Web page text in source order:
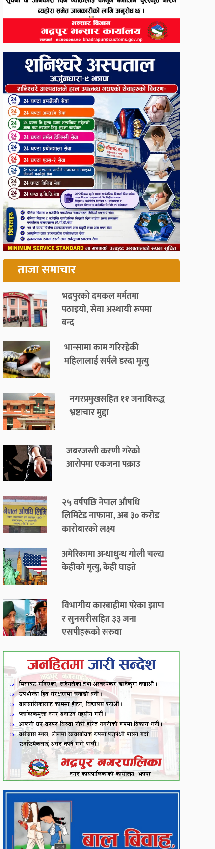
ताजा समाचार
भद्रपुरको दमकल मर्मतमा
पठाइयो, सेवा अस्थायी रूपमा
बन्द
भान्सामा काम गरिरहेकी
महिलालाई सर्पले डस्दा मृत्यु
नगरप्रमुखसहित ११ जनाविरुद्ध
भ्रष्टाचार मुद्दा
जबरजस्ती करणी गरेको
आरोपमा एकजना पक्राउ
२५ वर्षपछि नेपाल औषधि
लिमिटेड नाफामा, अब ३० करोड
कारोबारको लक्ष्य
अमेरिकामा अन्धाधुन्ध गोली चल्दा
केहीको मृत्यु, केही घाइते
विभागीय कारबाहीमा परेका झापा
र सुनसरीसहित ३३ जना
एसपीहरूको सरुवा